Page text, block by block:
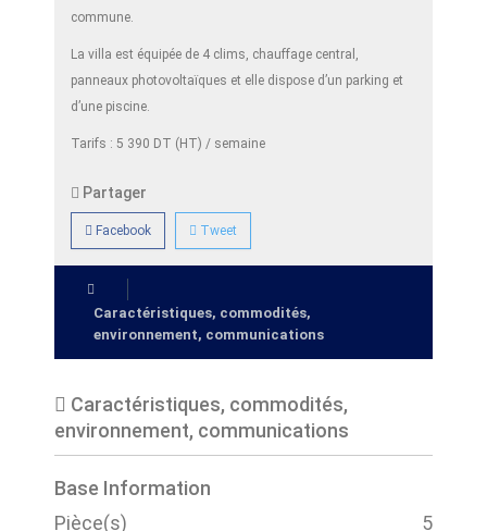
commune.
La villa est équipée de 4 clims, chauffage central,
panneaux photovoltaïques et elle dispose d’un parking et
d’une piscine.
Tarifs : 5 390 DT (HT) / semaine
Partager
Facebook Tweet
Caractéristiques, commodités,
environnement, communications
Caractéristiques, commodités,
environnement, communications
Base Information
Pièce(s)
5